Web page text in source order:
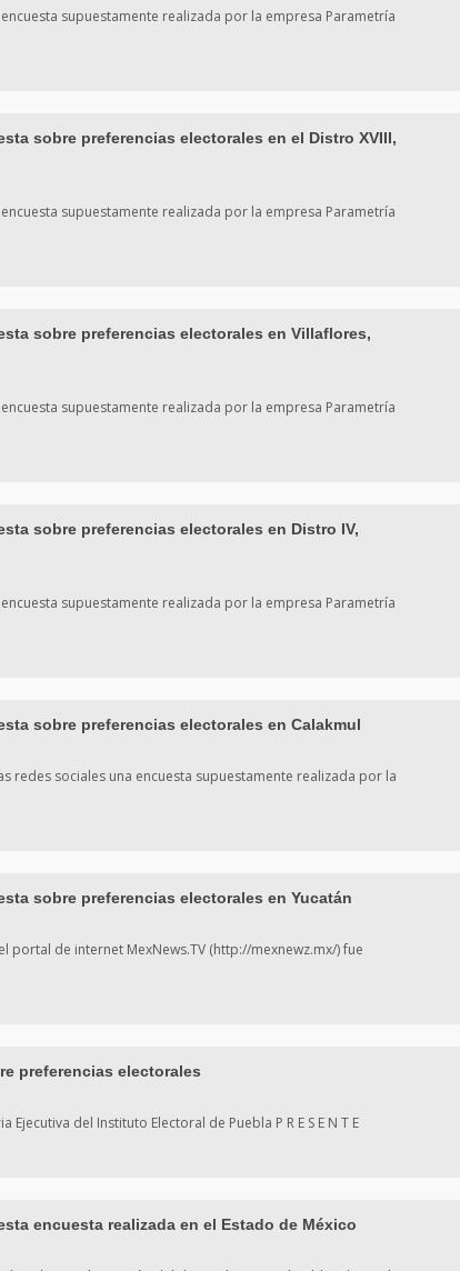
supuestamente realizada por la empresa Parametría
sobre preferencias electorales en el Distro XVIII,
supuestamente realizada por la empresa Parametría
sobre preferencias electorales en Villaflores,
supuestamente realizada por la empresa Parametría
sobre preferencias electorales en Distro IV,
supuestamente realizada por la empresa Parametría
sobre preferencias electorales en Calakmul
redes sociales una encuesta supuestamente realizada por la
sobre preferencias electorales en Yucatán
portal de internet MexNews.TV (http://mexnewz.mx/) fue
preferencias electorales
Ejecutiva del Instituto Electoral de Puebla P R E S E N T E
encuesta realizada en el Estado de México